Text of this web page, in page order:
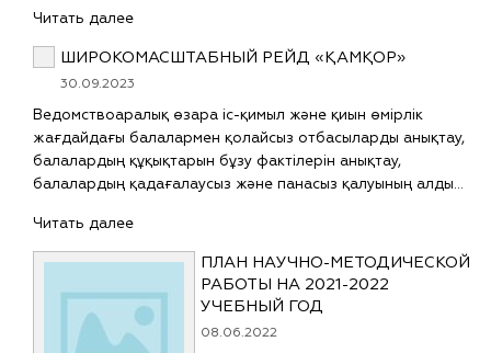
Читать далее
ШИРОКОМАСШТАБНЫЙ РЕЙД «ҚАМҚОР»
30.09.2023
Ведомствоаралық өзара іс-қимыл және қиын өмірлік
жағдайдағы балалармен қолайсыз отбасыларды анықтау,
балалардың құқықтарын бұзу фактілерін анықтау,
балалардың қадағалаусыз және панасыз қалуының алды…
Читать далее
ПЛАН НАУЧНО-МЕТОДИЧЕСКОЙ
РАБОТЫ НА 2021-2022
УЧЕБНЫЙ ГОД
08.06.2022